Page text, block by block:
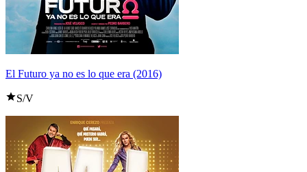
El Futuro ya no es lo que era (2016)
S/V